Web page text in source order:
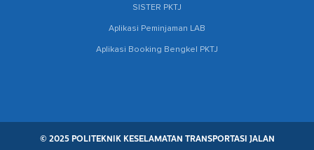
SISTER PKTJ
Aplikasi Peminjaman LAB
Aplikasi Booking Bengkel PKTJ
© 2025 POLITEKNIK KESELAMATAN TRANSPORTASI JALAN